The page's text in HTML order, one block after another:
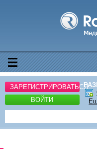
ЗАРЕГИСТРИРОВАТЬСЯ
ВОЙТИ